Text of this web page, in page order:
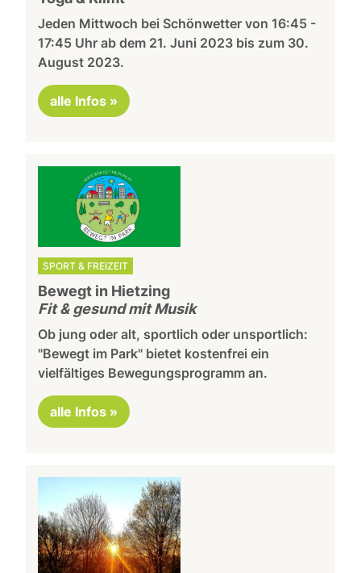
Jeden Mittwoch bei Schönwetter von 16:45 -
17:45 Uhr ab dem 21. Juni 2023 bis zum 30.
August 2023.
alle Infos »
SPORT & FREIZEIT
Bewegt in Hietzing
Fit & gesund mit Musik
Ob jung oder alt, sportlich oder unsportlich:
"Bewegt im Park" bietet kostenfrei ein
vielfältiges Bewegungsprogramm an.
alle Infos »